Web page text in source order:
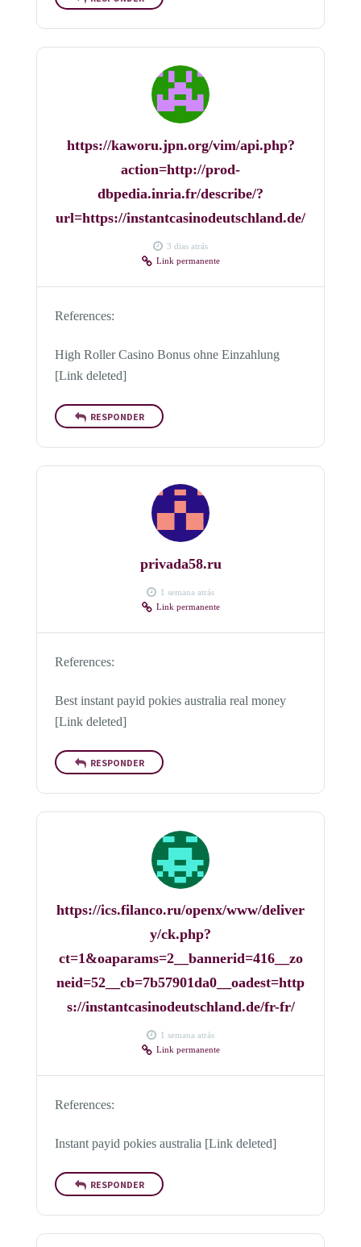
https://kaworu.jpn.org/vim/api.php?
action=http://prod-
dbpedia.inria.fr/describe/?
url=https://instantcasinodeutschland.de/
3 dias atrás
Link permanente
References:
High Roller Casino Bonus ohne Einzahlung
[Link deleted]
RESPONDER
privada58.ru
1 semana atrás
Link permanente
References:
Best instant payid pokies australia real money
[Link deleted]
RESPONDER
https://ics.filanco.ru/openx/www/deliver
y/ck.php?
ct=1&oaparams=2__bannerid=416__zo
neid=52__cb=7b57901da0__oadest=http
s://instantcasinodeutschland.de/fr-fr/
1 semana atrás
Link permanente
References:
Instant payid pokies australia [Link deleted]
RESPONDER